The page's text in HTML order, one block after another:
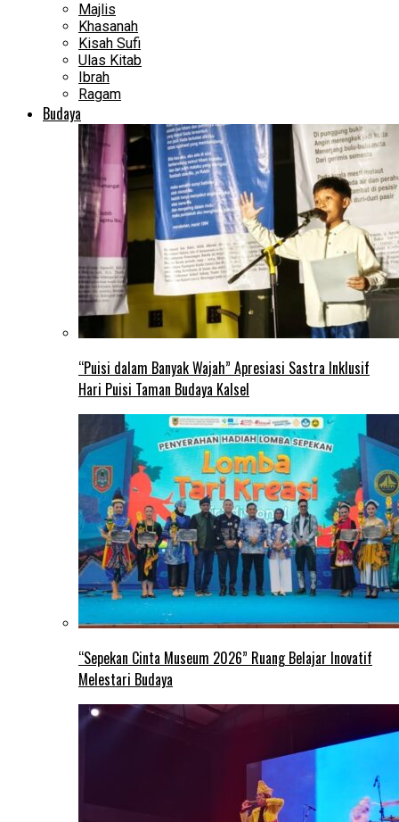
Majlis
Khasanah
Kisah Sufi
Ulas Kitab
Ibrah
Ragam
Budaya
“Puisi dalam Banyak Wajah” Apresiasi Sastra Inklusif
Hari Puisi Taman Budaya Kalsel
“Sepekan Cinta Museum 2026” Ruang Belajar Inovatif
Melestari Budaya